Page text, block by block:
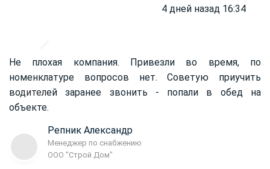
4 дней назад 16:34
Не плохая компания. Привезли во время, по
номенклатуре вопросов нет. Советую приучить
водителей заранее звонить - попали в обед на
объекте.
Репник Александр
Менеджер по снабжению
ООО "Строй Дом"